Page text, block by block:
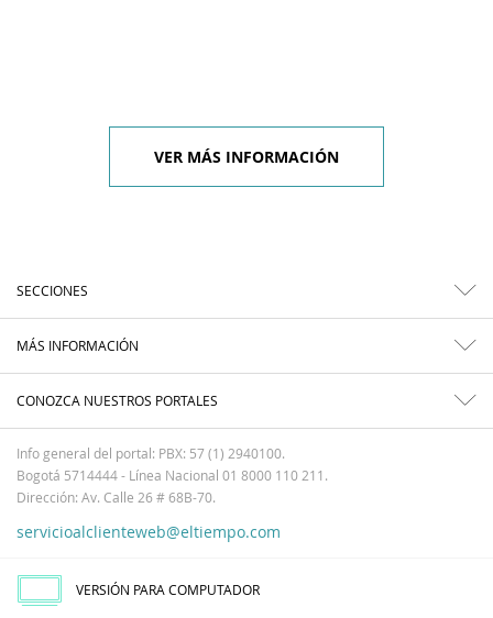
VER MÁS INFORMACIÓN
SECCIONES
MÁS INFORMACIÓN
CONOZCA NUESTROS PORTALES
Info general del portal: PBX: 57 (1) 2940100.
Bogotá 5714444 - Línea Nacional 01 8000 110 211.
Dirección: Av. Calle 26 # 68B-70.
servicioalclienteweb@eltiempo.com
VERSIÓN PARA COMPUTADOR